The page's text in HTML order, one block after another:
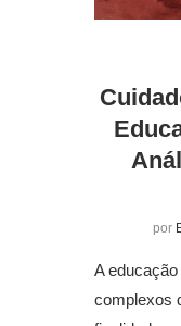
por
A
complexos